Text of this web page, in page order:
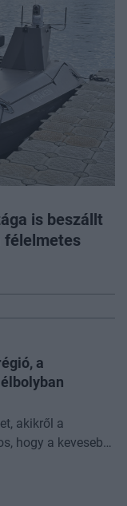
is beszállt
félelmetes
a
akikről a
hogy a kevesebb